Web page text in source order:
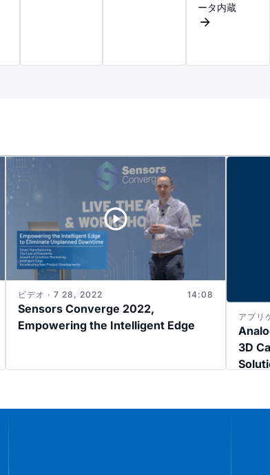
ータ内蔵
Sensors Converge 2022,
Empowering the Intelligent Edge
ビデオ · 7 28, 2022 14:08
3D
アプリ